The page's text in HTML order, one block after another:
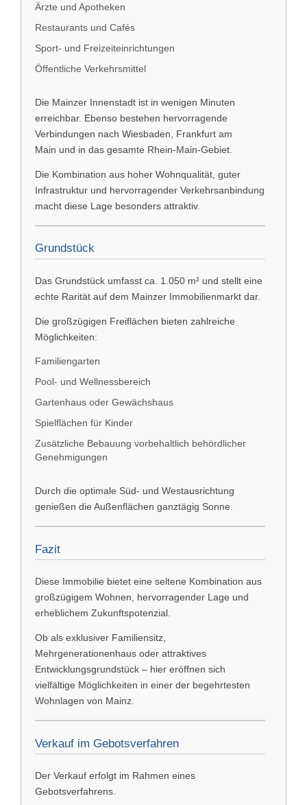
Ärzte und Apotheken
Restaurants und Cafés
Sport- und Freizeiteinrichtungen
Öffentliche Verkehrsmittel
Die Mainzer Innenstadt ist in wenigen Minuten
erreichbar. Ebenso bestehen hervorragende
Verbindungen nach Wiesbaden
Frankfurt am
Main und in das gesamte Rhein-Main-Gebiet.
Die Kombination aus hoher Wohnqualität, guter
Infrastruktur und hervorragender Verkehrsanbindung
macht diese Lage besonders attraktiv.
Grundstück
Das Grundstück umfasst ca. 1.050 m² und stellt eine
echte Rarität auf dem Mainzer Immobilienmarkt dar.
Die großzügigen Freiflächen bieten zahlreiche
Möglichkeiten:
Familiengarten
Pool- und Wellnessbereich
Gartenhaus oder Gewächshaus
Spielflächen für Kinder
Zusätzliche Bebauung vorbehaltlich behördlicher
Genehmigungen
Durch die optimale Süd- und Westausrichtung
genießen die Außenflächen ganztägig Sonne.
Fazit
Diese Immobilie bietet eine seltene Kombination aus
großzügigem Wohnen, hervorragender Lage und
erheblichem Zukunftspotenzial.
Ob als exklusiver Familiensitz,
Mehrgenerationenhaus oder attraktives
Entwicklungsgrundstück – hier eröffnen sich
vielfältige Möglichkeiten in einer der begehrtesten
Wohnlagen von Mainz.
Verkauf im Gebotsverfahren
Der Verkauf erfolgt im Rahmen eines
Gebotsverfahrens.